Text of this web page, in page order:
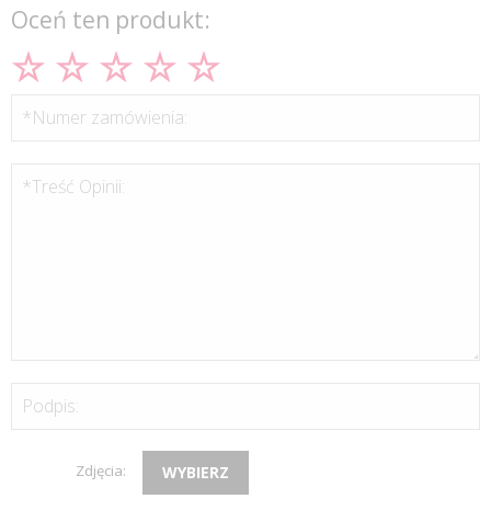
Oceń ten produkt:
*Numer zamówienia:
*Treść Opinii:
Podpis:
Zdjęcia: WYBIERZ